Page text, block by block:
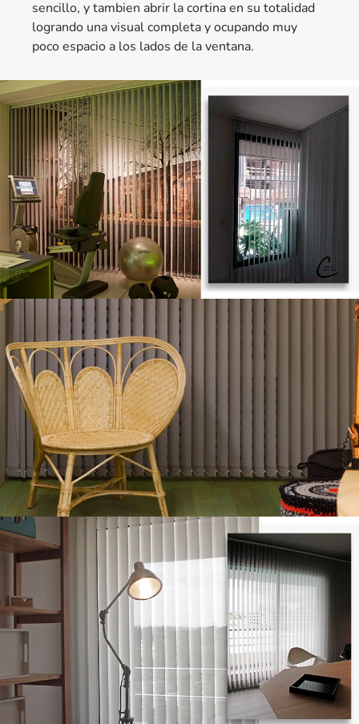
sencillo, y tambien abrir la cortina en su totalidad
logrando una visual completa y ocupando muy
poco espacio a los lados de la ventana.